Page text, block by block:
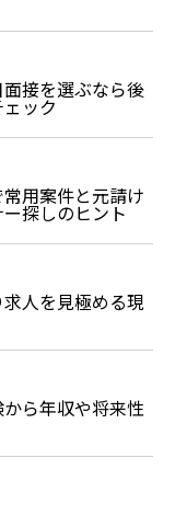
接を選ぶなら後
ック
用案件と元請け
探しのヒント
人を見極める現
ら年収や将来性